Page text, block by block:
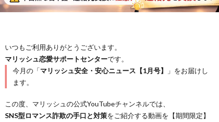
いつもご利用ありがとうございます。
マリッシュ恋愛サポートセンターです。
今月の「マリッシュ安全・安心ニュース【1月号】
」をお届けし
ます。
この度、マリッシュの公式YouTubeチャンネルでは、
SNS型ロマンス詐欺の手口と対策をご紹介する動画を【期間限定】